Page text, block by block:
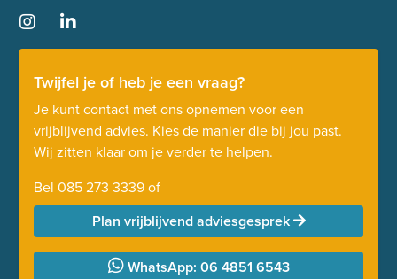
Twijfel je of heb je een vraag?
Je kunt contact met ons opnemen voor een
vrijblijvend advies. Kies de manier die bij jou past.
Wij zitten klaar om je verder te helpen.
Bel 085 273 3339of
Plan vrijblijvend adviesgesprek
WhatsApp: 06 4851 6543